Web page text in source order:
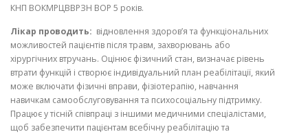
КНП ВОКМРЦВВРЗН ВОР 5 років.
Лікар проводить: відновлення здоров’я та функціональних
можливостей пацієнтів після травм, захворювань або
хірургічних втручань. Оцінює фізичний стан, визначає рівень
втрати функцій і створює індивідуальний план реабілітації, який
може включати фізичні вправи, фізіотерапію, навчання
навичкам самообслуговування та психосоціальну підтримку.
Працює у тісній співпраці з іншими медичними спеціалістами,
щоб забезпечити пацієнтам всебічну реабілітацію та